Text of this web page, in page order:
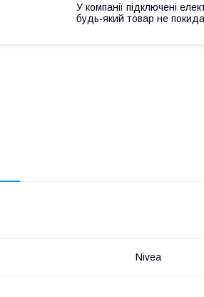
У компанії підключені
будь-який товар не
Nivea